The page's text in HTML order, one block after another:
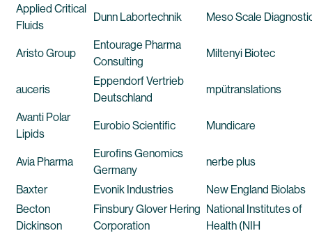
Applied Critical
Fluids
Dunn Labortechnik Meso Scale
Aristo Group
Entourage Pharma
Consulting
Miltenyi Biotec
auceris
Eppendorf Vertrieb
Deutschland
mpütranslations
Avanti Polar
Lipids
Eurobio Scientific Mundicare
Avia Pharma
Eurofins Genomics
Germany
nerbe plus
Baxter Evonik Industries
New England Biolabs
Becton
Dickinson
Finsbury Glover Hering
Corporation
National Institutes of
Health (NIH